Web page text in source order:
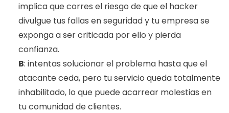
implica que corres el riesgo de que el hacker
divulgue tus fallas en seguridad y tu empresa se
exponga a ser criticada por ello y pierda
confianza.
B: intentas solucionar el problema hasta que el
atacante ceda, pero tu servicio queda totalmente
inhabilitado, lo que puede acarrear molestias en
tu comunidad de clientes.